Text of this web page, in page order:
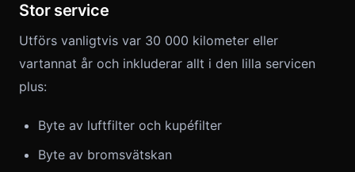
Stor service
Utförs vanligtvis var 30 000 kilometer eller
vartannat år och inkluderar allt i den lilla servicen
plus:
Byte av luftfilter och kupéfilter
Byte av bromsvätskan